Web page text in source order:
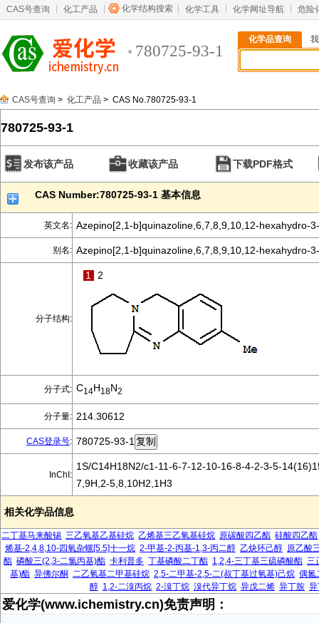
CAS号查询 化工产品 化学结构搜索 化学工具 化学网址导航 危险
780725-93-1
化学品查询
CAS号查询 > 化工产品 > CAS No.780725-93-1
780725-93-1
发布该产品 收藏该产品 下载PDF格式
CAS Number:780725-93-1 基本信息
英文名: Azepino[2,1-b]quinazoline,6,7,8,9,10,12-hexahydro-
别名: Azepino[2,1-b]quinazoline,6,7,8,9,10,12-hexahydro-
分子结构:
1 2
分子式: C14H18N2
分子量: 214.30612
CAS登录号: 780725-93-1
InChI:
1S/C14H18N2/c1-11-6-7-12-10-16-8-4-2-3-5-
7,9H,2-5,8,10H2,1H3
相关化学品信息
二丁基马来酸锡 三乙氧基乙基硅烷 乙烯基三乙氧基硅烷 原碳酸四乙酯 硅酸四乙酯
烯基-2,4,8,10-四氧杂螺[5.5]十一烷 2-甲基-2-丙基-1,3-丙二醇 乙炔环己醇 原乙酸
酯 磷酸三(2,3-二氯丙基)酯 卡利普多 丁基磷酸二丁酯 1,2,4-三丁基三硫磷酸酯 三
基)酯 异佛尔酮 二乙氧基二甲基硅烷 2,5-二甲基-2,5-二(叔丁基过氧基)己烷 偶氮
醇 1,2-二溴丙烷 2-溴丁烷 溴代异丁烷 异戊二烯 异丁胺
爱化学(www.ichemistry.cn)免责声明：